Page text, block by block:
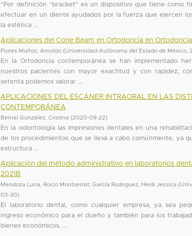
“Por definición “bracket” es un dispositivo que tiene como
efectuar en un diente ayudados por la fuerza que ejercen
la estética ...
Aplicaciones del Cone Beam en Ortodoncia en
Flores Muñoz, Arnoldo (Universidad Autónoma del Estado de México
En la Ortodoncia contemporánea se han implementado
nuestros pacientes con mayor exactitud y con rapidez,
setenta podemos valorar ...
APLICACIONES DEL ESCÁNER INTRAORAL EN LAS
CONTEMPORÁNEA
Bernal González, Cristina (2020-09-22)
En la odontología las impresiones dentales en una
de los procedimientos que se lleva a cabo comúnmente, ya
estructura ...
Aplicación del método administrativo en laboratorios
2021B
Mendoza Luna, Rocío Montserrat;García Rodríguez, Heidi Jessica (
03-30)
El laboratorio dental, como cualquier empresa, ya sea
ingreso económico para el dueño y también para los
bienes económicos, ...